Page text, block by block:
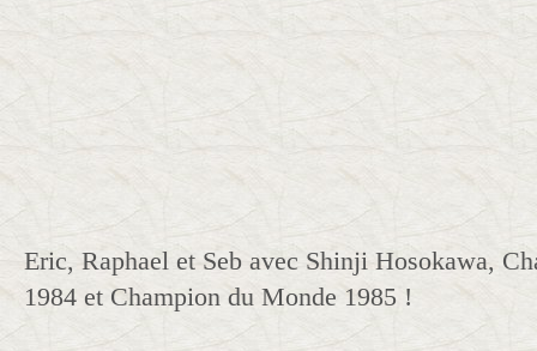
Eric, Raphael et Seb avec Shinji Hosokawa,
1984 et Champion du Monde 1985 !